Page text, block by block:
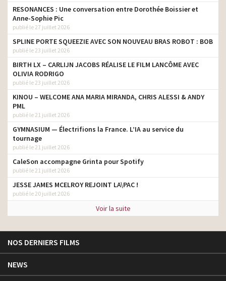
RESONANCES : Une conversation entre Dorothée Boissier et
Anne-Sophie Pic
publié le 27 juillet 2026
SPLINE PORTE SQUEEZIE AVEC SON NOUVEAU BRAS ROBOT : BOB
publié le 23 juillet 2026
BIRTH LX – CARLIJN JACOBS RÉALISE LE FILM LANCÔME AVEC
OLIVIA RODRIGO
publié le 23 juillet 2026
KINOU – WELCOME ANA MARIA MIRANDA, CHRIS ALESSI & ANDY
PML
publié le 21 juillet 2026
GYMNASIUM — Électrifions la France. L’IA au service du
tournage
publié le 21 juillet 2026
CaleSon accompagne Grinta pour Spotify
publié le 21 juillet 2026
JESSE JAMES MCELROY REJOINT LA\PAC !
publié le 20 juillet 2026
Voir la suite
NOS DERNIERS FILMS
NEWS